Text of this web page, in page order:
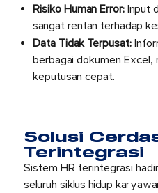
Risiko Human Error: Input
sangat rentan terhadap
Data Tidak Terpusat:
berbagai dokumen Excel,
keputusan cepat.
Solusi
Terintegrasi
Sistem HR terintegrasi
seluruh siklus hidup